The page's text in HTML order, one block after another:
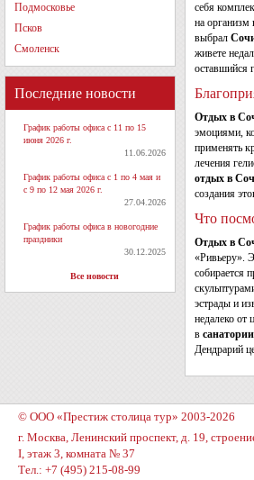
Подмосковье
Псков
Смоленск
Последние новости
График работы офиса с 11 по 15
июня 2026 г.
11.06.2026
График работы офиса с 1 по 4 мая и
с 9 по 12 мая 2026 г.
27.04.2026
График работы офиса в новогодние
праздники
30.12.2025
Все новости
себя
на организм
выбрал
живете
оставшийся
Отдых в
эмоциями,
применять
лечения
отдых в
создания
Что
Отдых в
«Ривьеру».
собирается
эстрады и
недалеко от
в
Дендрарий
© ООО «Престиж столица тур» 2003-2026
г. Москва, Ленинский проспект, д. 19,
I, этаж 3, комната № 37
Тел.: +7 (495) 215-08-99